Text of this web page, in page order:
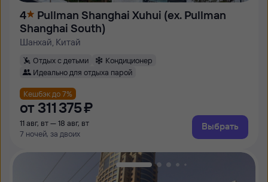
4
Pullman Shanghai Xuhui (ex. Pullman
Shanghai South)
Шанхай, Китай
Отдых с детьми
Кондиционер
Идеально для отдыха парой
Кешбэк до 7%
от 311 ⁠375 ⁠₽
11 авг, вт — 18 авг, вт
7 ночей, за двоих
Выбрать